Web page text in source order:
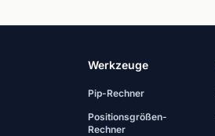
Werkzeuge
Pip-Rechner
Positionsgrößen-
Rechner